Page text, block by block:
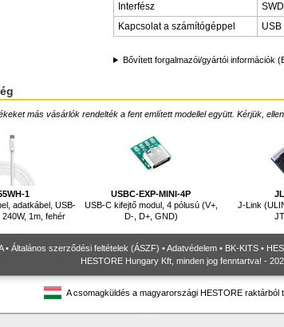
Interfész
SWD
Kapcsolat a számítógéppel
USB
Bővített forgalmazói/gyártói információk
más vásárlók rendelték a fent említett modellel együtt. Kérjük,
1
adatkábel, USB-
1m, fehér
USBC-EXP-MINI-4P
USB-C kifejtő modul, 4 pólusú (V+,
D-, D+, GND)
J-Link
• Általános szerződési feltételek (ÁSZF) •Adatvédelem • BK-KITS •
HESTORE Hungary Kft, minden jog fenntartva! -
A csomagküldés a magyarországi HESTORE raktárból